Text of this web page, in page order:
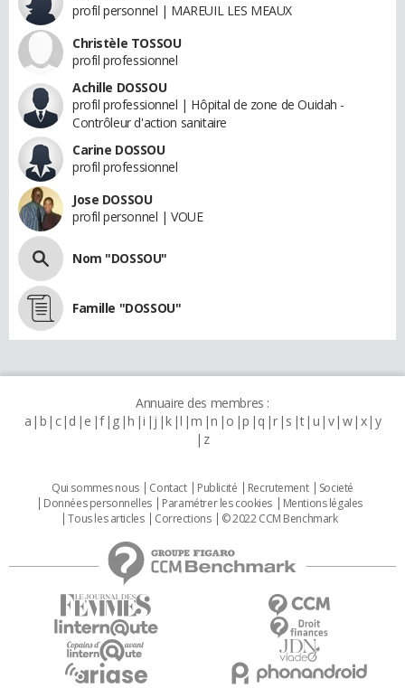
profil personnel | MAREUIL LES MEAUX
Christèle TOSSOU
profil professionnel
Achille DOSSOU
profil professionnel | Hôpital de zone de Ouidah -
Contrôleur d'action sanitaire
Carine DOSSOU
profil professionnel
Jose DOSSOU
profil personnel | VOUE
Nom "DOSSOU"
Famille "DOSSOU"
Annuaire des membres :
a b c d e f g h i j k l m n o p q r s t u v w x y
z
Qui sommes nous Contact Publicité Recrutement
Societé
Données personnelles
Paramétrer les cookies
Mentions légales
Tous les articles
Corrections © 2022 CCM Benchmark